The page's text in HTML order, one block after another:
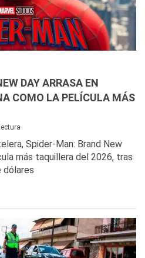
DAY ARRASA EN
COMO LA PELÍCULA MÁS
Spider-Man: Brand New
más taquillera del 2026, tras
dólares